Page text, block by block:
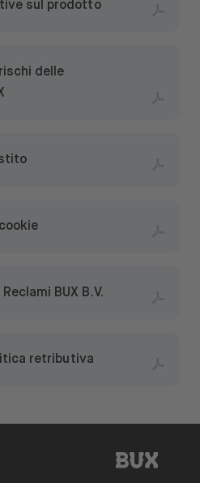
sul prodotto
delle
BUX B.V.
retributiva
BUX |